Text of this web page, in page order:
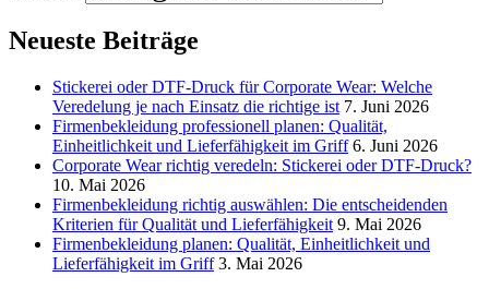
Neueste Beiträge
Stickerei oder DTF-Druck für Corporate Wear: Welche
Veredelung je nach Einsatz die richtige ist 7. Juni 2026
Firmenbekleidung professionell planen: Qualität,
Einheitlichkeit und Lieferfähigkeit im Griff 6. Juni 2026
Corporate Wear richtig veredeln: Stickerei oder DTF‑Druck?
10. Mai 2026
Firmenbekleidung richtig auswählen: Die entscheidenden
Kriterien für Qualität und Lieferfähigkeit 9. Mai 2026
Firmenbekleidung planen: Qualität, Einheitlichkeit und
Lieferfähigkeit im Griff 3. Mai 2026